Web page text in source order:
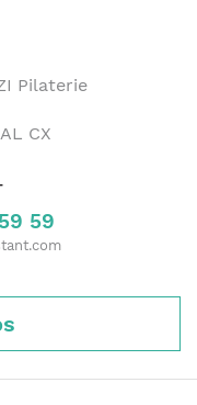
Pilaterie
CX
59